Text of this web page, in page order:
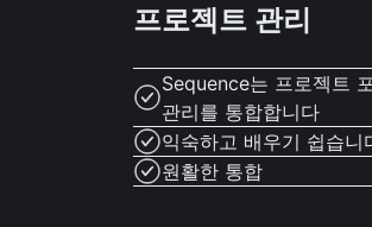
프로젝트 관리
Sequence는 프로젝트
관리를 통합합니다
익숙하고 배우기 쉽습니
원활한 통합